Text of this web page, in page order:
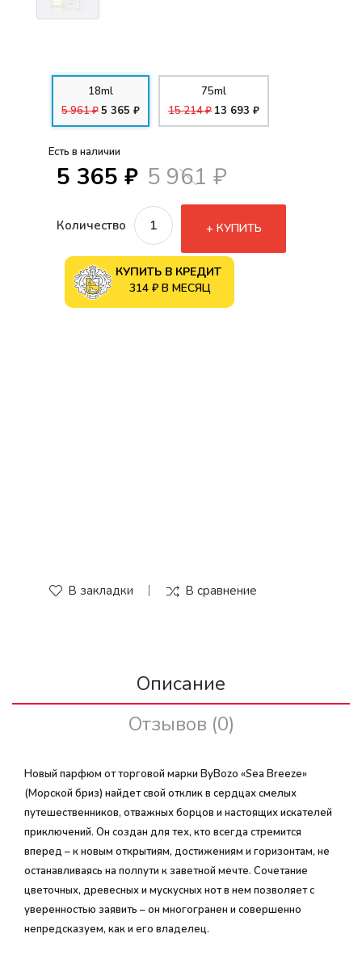
18ml
5 961 ₽5 365 ₽
75ml
15 214 ₽ 13 693 ₽
Есть в наличии
5 365 ₽ 5 961 ₽
Количество КУПИТЬ
КУПИТЬ В КРЕДИТ
314 ₽ В МЕСЯЦ
В закладки В сравнение
Описание
Отзывов (0)
Новый парфюм от торговой марки ByBozo «Sea Breeze»
(Морской бриз) найдет свой отклик в сердцах смелых
путешественников, отважных борцов и настоящих искателей
приключений. Он создан для тех, кто всегда стремится
вперед – к новым открытиям, достижениям и горизонтам, не
останавливаясь на полпути к заветной мечте. Сочетание
цветочных, древесных и мускусных нот в нем позволяет с
уверенностью заявить – он многогранен и совершенно
непредсказуем, как и его владелец.